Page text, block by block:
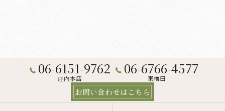
06-6151-9762
庄内本店
06-6766-4577
東梅田
お問い合わせはこちら